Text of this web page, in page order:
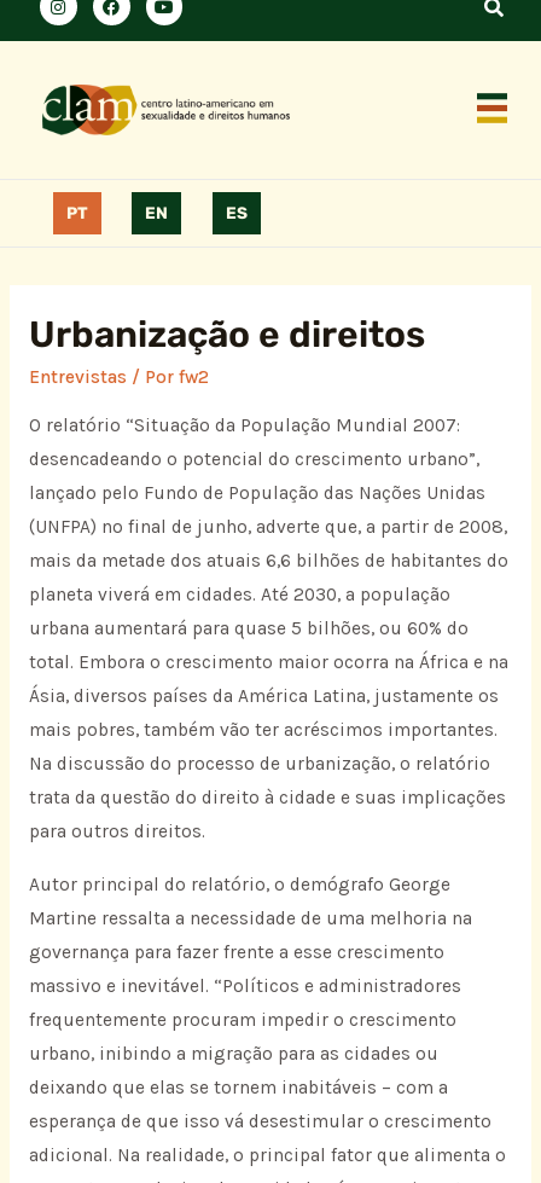
PT EN ES
Urbanização e direitos
Entrevistas / Por fw2
O relatório “Situação da População Mundial 2007:
desencadeando o potencial do crescimento urbano”,
lançado pelo Fundo de População das Nações Unidas
(UNFPA) no final de junho, adverte que, a partir de 2008,
mais da metade dos atuais 6,6 bilhões de habitantes do
planeta viverá em cidades. Até 2030, a população
urbana aumentará para quase 5 bilhões, ou 60% do
total. Embora o crescimento maior ocorra na África e na
Ásia, diversos países da América Latina, justamente os
mais pobres, também vão ter acréscimos importantes.
Na discussão do processo de urbanização, o relatório
trata da questão do direito à cidade e suas implicações
para outros direitos.
Autor principal do relatório, o demógrafo George
Martine ressalta a necessidade de uma melhoria na
governança para fazer frente a esse crescimento
massivo e inevitável. “Políticos e administradores
frequentemente procuram impedir o crescimento
urbano, inibindo a migração para as cidades ou
deixando que elas se tornem inabitáveis – com a
esperança de que isso vá desestimular o crescimento
adicional. Na realidade, o principal fator que alimenta o